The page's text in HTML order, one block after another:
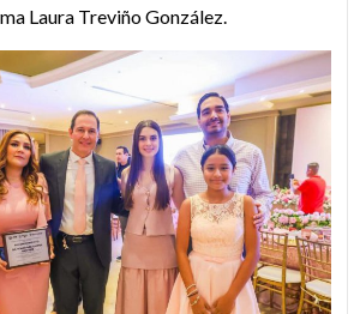
Laura Treviño González.